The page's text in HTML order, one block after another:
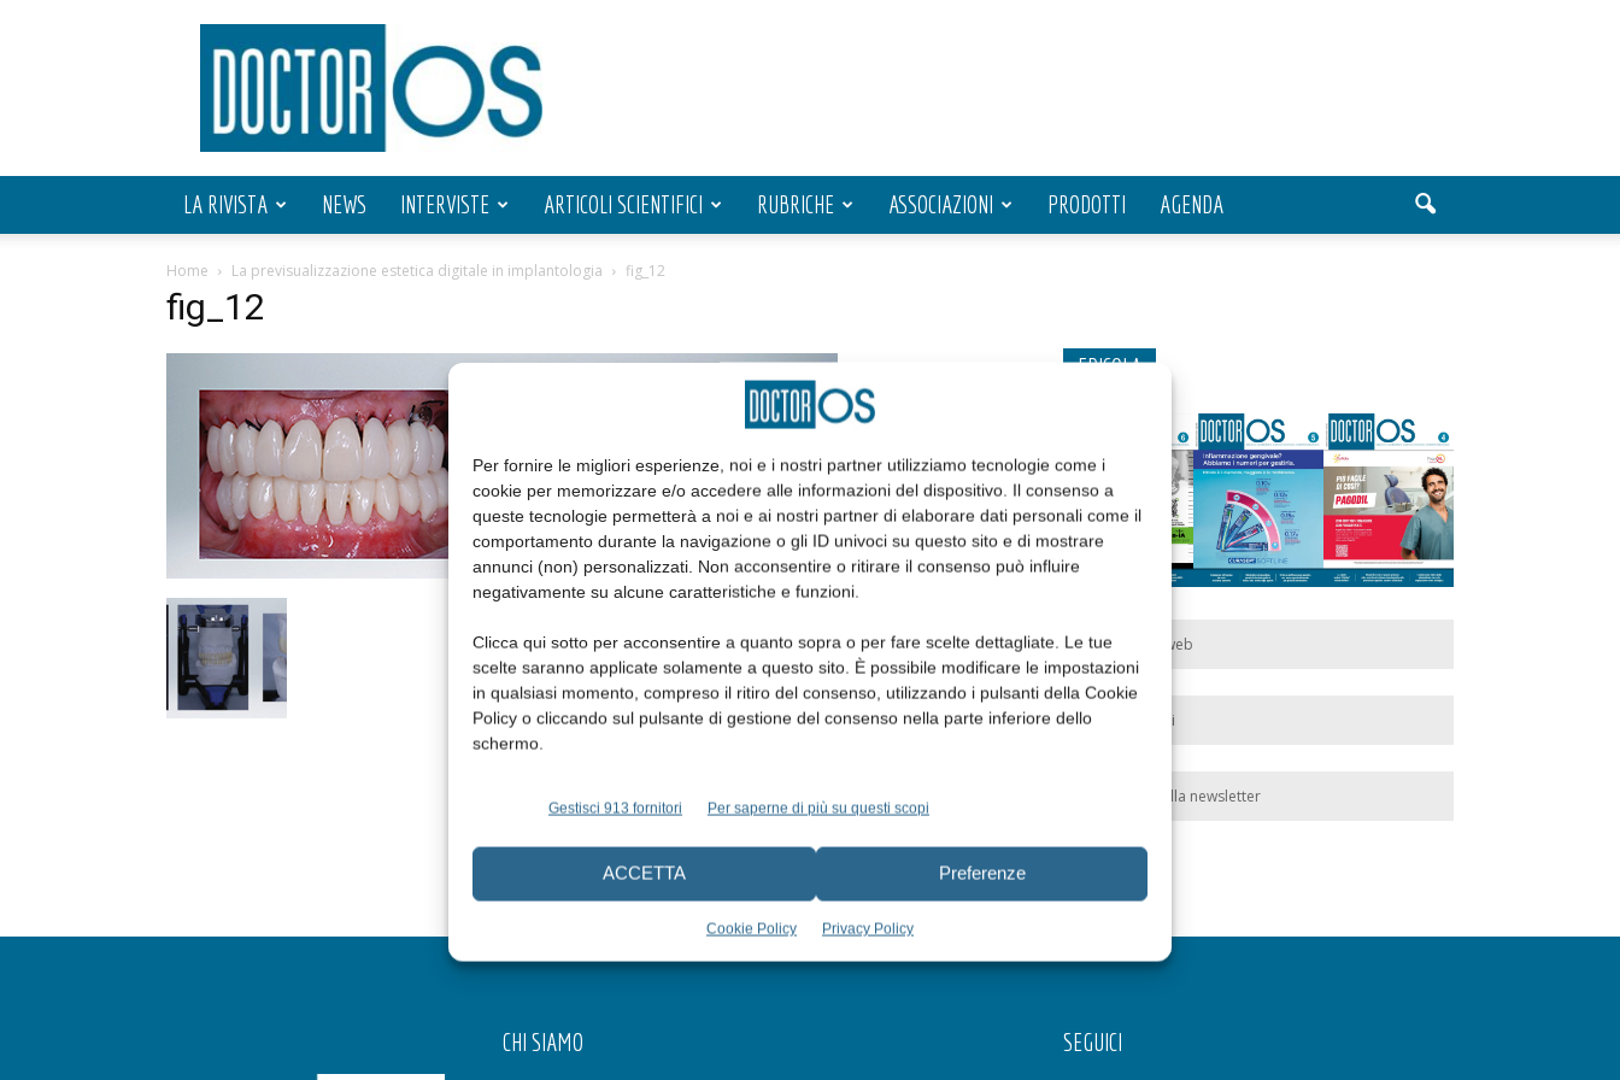
Per fornire le migliori esperienze, noi e i nostri partner utilizziamo tecnologie come i
cookie per memorizzare e/o accedere alle informazioni del dispositivo. Il consenso a
queste tecnologie permetterà a noi e ai nostri partner di elaborare dati personali come il
comportamento durante la navigazione o gli ID univoci su questo sito e di mostrare
annunci (non) personalizzati. Non acconsentire o ritirare il consenso può influire
negativamente su alcune caratteristiche e funzioni.
Clicca qui sotto per acconsentire a quanto sopra o per fare scelte dettagliate. Le tue
scelte saranno applicate solamente a questo sito. È possibile modificare le impostazioni
in qualsiasi momento, compreso il ritiro del consenso, utilizzando i pulsanti della Cookie
Policy o cliccando sul pulsante di gestione del consenso nella parte inferiore dello
schermo.
Gestisci 913 fornitori Per saperne di più su questi scopi
ACCETTA Preferenze
Cookie Policy Privacy Policy
Doctor
OS
LA RIVISTA NEWS INTERVISTE ARTICOLI SCIENTIFICI RUBRICHE ASSOCIAZIONI PRODOTTI AGENDA
Home La previsualizzazione estetica digitale in implantologia fig_12
fig_12
EDICOLA
Edicola web
Abbonati
Iscriviti alla newsletter
CHI SIAMO SEGUICI